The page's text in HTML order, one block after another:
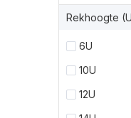
Rekhoogte
6U
10U
12U